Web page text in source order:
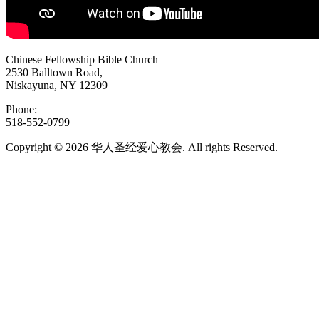
Chinese Fellowship Bible Church
2530 Balltown Road,
Niskayuna, NY 12309
Phone:
518-552-0799
Copyright © 2026 华人圣经爱心教会. All rights Reserved.